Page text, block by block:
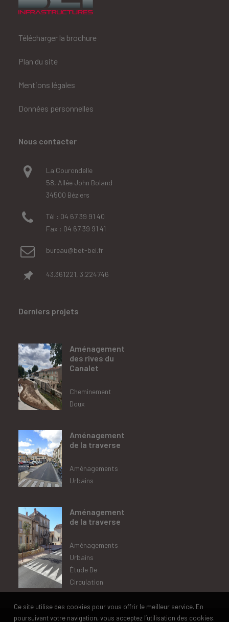
Télécharger la brochure
Plan du site
Mentions légales
Données personnelles
Nous contacter
La Courondelle
58, Allée John Boland
34500 Béziers
Tél : 04 67 39 91 40
Fax : 04 67 39 91 41
bureau@bet-bei.fr
43.361221, 3.224746
Derniers projets
Aménagement
des rives du
Canalet
Cheminement
Doux
Aménagement
de la traverse
Aménagements
Urbains
Aménagement
de la traverse
Aménagements
Urbains
Étude De
Circulation
Ce site utilise des cookies pour vous offrir le meilleur service. En
poursuivant votre navigation, vous acceptez l’utilisation des cookies.